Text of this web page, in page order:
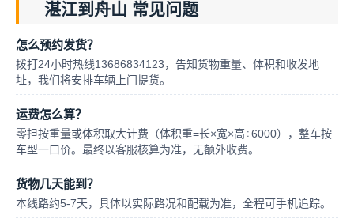
湛江到舟山 常见问题
怎么预约发货？
拨打24小时热线13686834123，告知货物重量、体积和收发地
址，我们将安排车辆上门提货。
运费怎么算？
零担按重量或体积取大计费（体积重=长×宽×高÷6000），整车按
车型一口价。最终以客服核算为准，无额外收费。
货物几天能到？
本线路约5-7天，具体以实际路况和配载为准，全程可手机追踪。